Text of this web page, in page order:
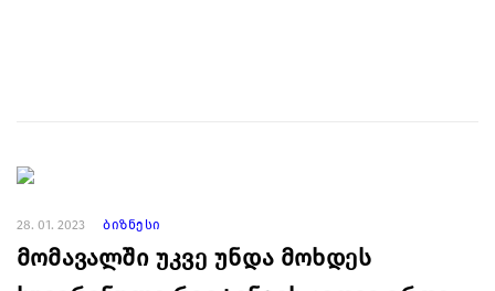
28. 01. 2023 ბიზნესი
მომავალში უკვე უნდა მოხდეს